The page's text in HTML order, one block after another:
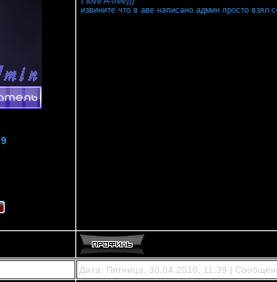
9
извините что в аве написано админ просто взял
Дата: Пятница, 30.04.2010, 11:39 |